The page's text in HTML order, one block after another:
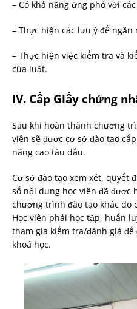
– Có khả năng ứng phó với
– Thực hiện các lưu ý để
– Thực hiện việc kiểm tra và
của luật.
IV. Cấp Giấy chứng
Sau khi hoàn thành chương
viên sẽ được cơ sở đào tạo
nâng cao tàu dầu.
Cơ sở đào tạo xem xét, quyết
số nội dung học viên đã được
chương trình đào tạo khác do
Học viên phải học tập, huấn
tham gia kiểm tra/đánh giá
khoá học.